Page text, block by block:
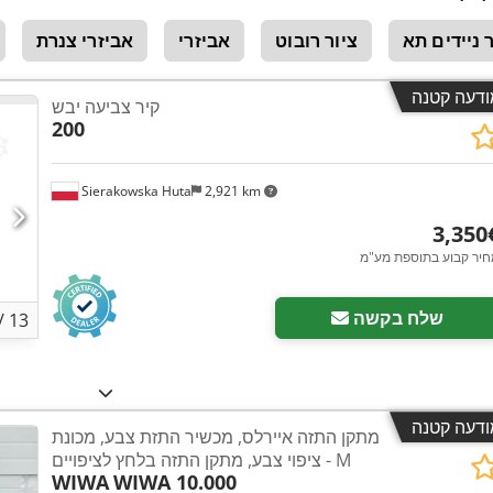
אביזרי צנרת אביזרי ציור רובוט ניידים תא
קטנה
13
Sierakowska Huta 2,921 km
קיר צביעה יבש
200
קבוע בתוספת מע"מ
שלח בקשה
קטנה
מתקן התזה איירלס, מכשיר התזת צבע, מכונת
ציפוי צבע, מתקן התזה בלחץ לציפויים - M
WIWAWIWA 10.000